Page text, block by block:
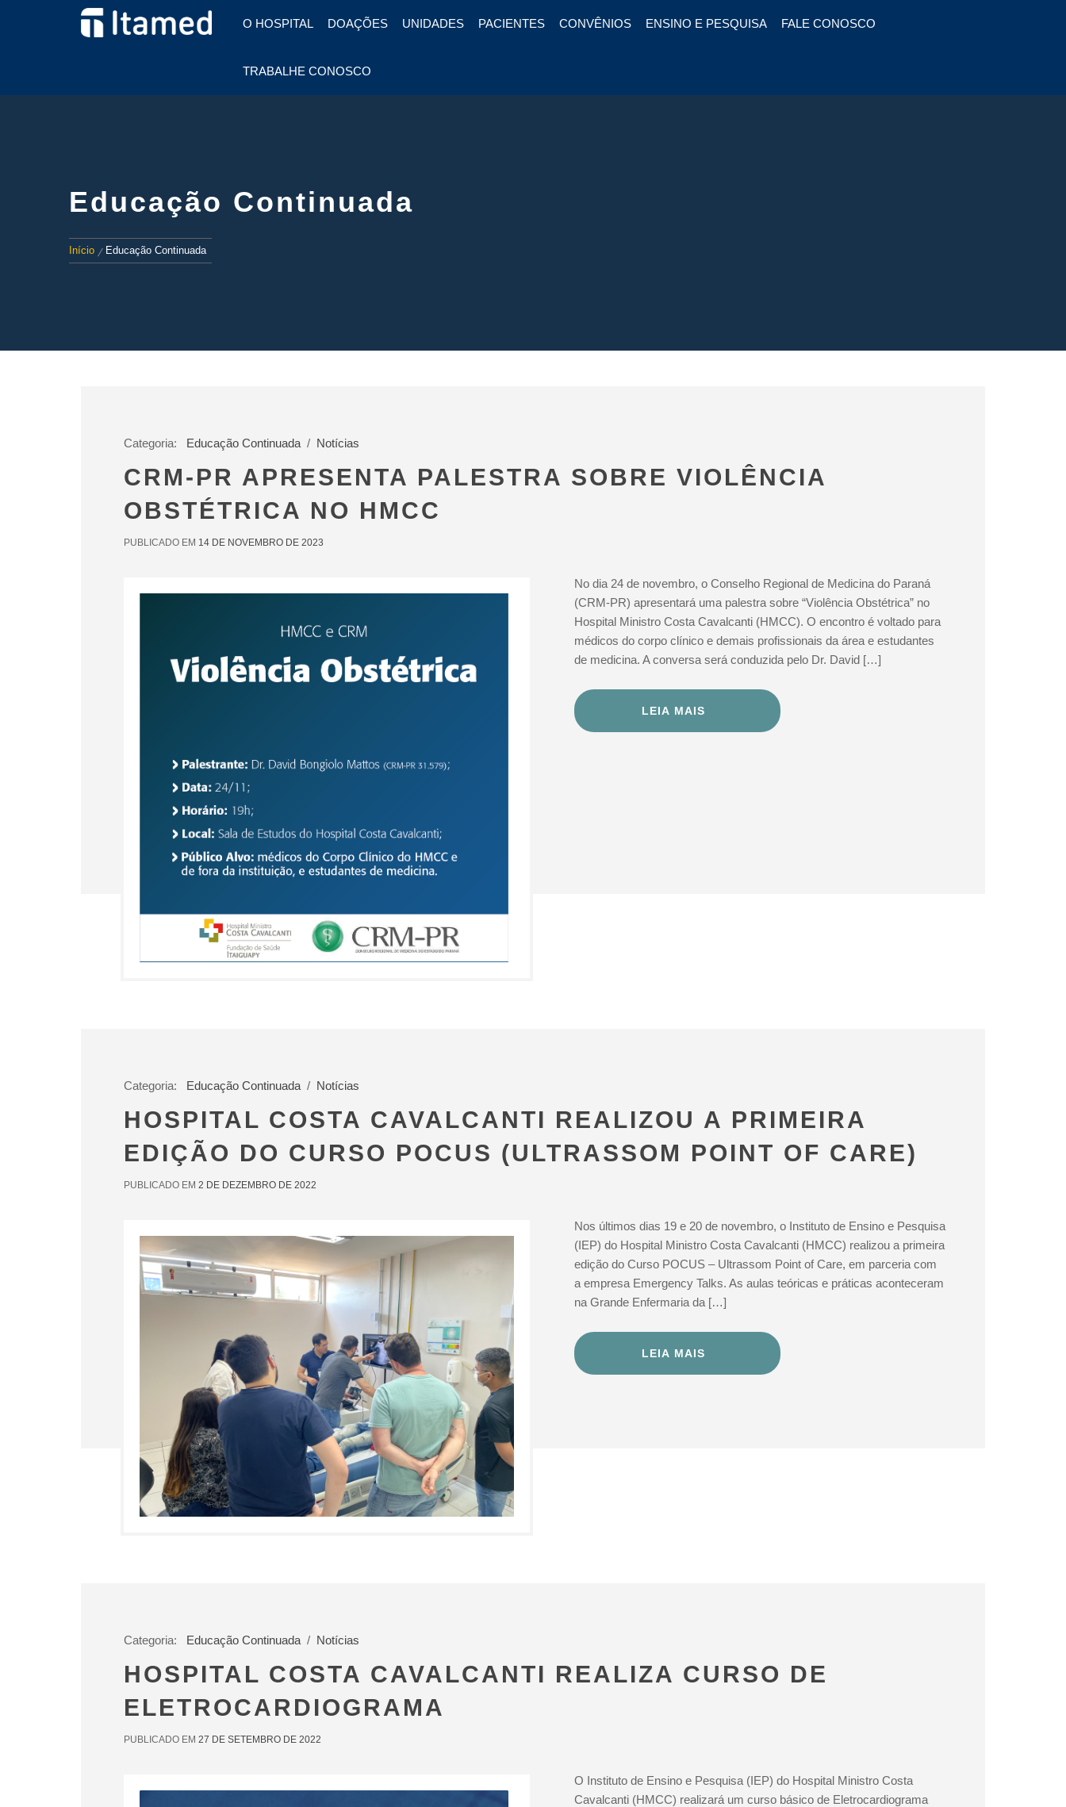
HOSPITAL
ITAMED
HOSPITAL EM FOZ DO
IGUAÇU
O HOSPITAL DOAÇÕES UNIDADES PACIENTES CONVÊNIOS ENSINO E PESQUISA FALE CONOSCO
TRABALHE CONOSCO
Educação Continuada
Início Educação Continuada
Categoria: Educação Continuada / Notícias
CRM-PR APRESENTA PALESTRA SOBRE VIOLÊNCIA
OBSTÉTRICA NO HMCC
PUBLICADO EM 14 DE NOVEMBRO DE 2023
No dia 24 de novembro, o Conselho Regional de Medicina do Paraná
(CRM-PR) apresentará uma palestra sobre “Violência Obstétrica” no
Hospital Ministro Costa Cavalcanti (HMCC). O encontro é voltado para
médicos do corpo clínico e demais profissionais da área e estudantes
de medicina. A conversa será conduzida pelo Dr. David […]
LEIA MAIS
Categoria: Educação Continuada / Notícias
HOSPITAL COSTA CAVALCANTI REALIZOU A PRIMEIRA
EDIÇÃO DO CURSO POCUS (ULTRASSOM POINT OF CARE)
PUBLICADO EM 2 DE DEZEMBRO DE 2022
Nos últimos dias 19 e 20 de novembro, o Instituto de Ensino e Pesquisa
(IEP) do Hospital Ministro Costa Cavalcanti (HMCC) realizou a primeira
edição do Curso POCUS – Ultrassom Point of Care, em parceria com
a empresa Emergency Talks. As aulas teóricas e práticas aconteceram
na Grande Enfermaria da […]
LEIA MAIS
Categoria: Educação Continuada / Notícias
HOSPITAL COSTA CAVALCANTI REALIZA CURSO DE
ELETROCARDIOGRAMA
PUBLICADO EM 27 DE SETEMBRO DE 2022
O Instituto de Ensino e Pesquisa (IEP) do Hospital Ministro Costa
Cavalcanti (HMCC) realizará um curso básico de Eletrocardiograma